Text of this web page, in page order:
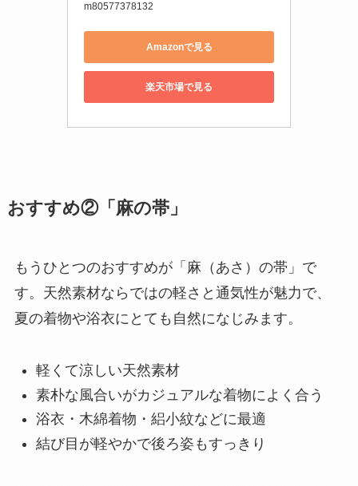
m80577378132
Amazonで見る
楽天市場で見る
おすすめ②「麻の帯」
もうひとつのおすすめが「麻（あさ）の帯」で
す。天然素材ならではの軽さと通気性が魅力で、
夏の着物や浴衣にとても自然になじみます。
軽くて涼しい天然素材
素朴な風合いがカジュアルな着物によく合う
浴衣・木綿着物・絽小紋などに最適
結び目が軽やかで後ろ姿もすっきり